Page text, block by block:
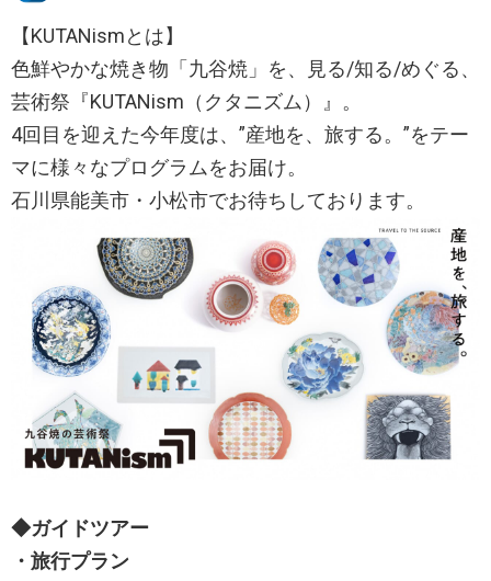
【KUTANismとは】
色鮮やかな焼き物「九谷焼」を、見る/知る/めぐる、
芸術祭『KUTANism（クタニズム）』。
4回目を迎えた今年度は、”産地を、旅する。”をテー
マに様々なプログラムをお届け。
石川県能美市・小松市でお待ちしております。
◆ガイドツアー
・旅行プラン